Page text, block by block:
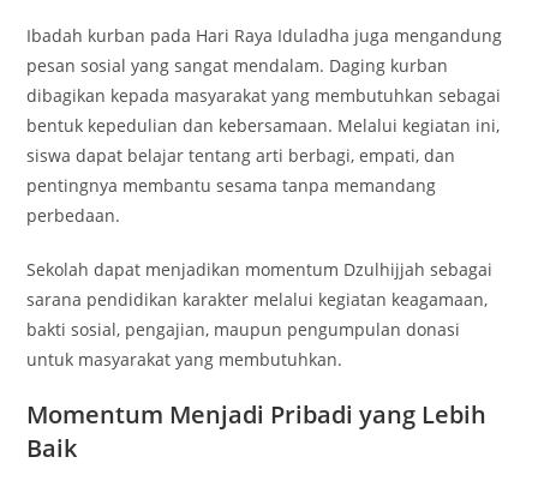
Ibadah kurban pada Hari Raya Iduladha juga mengandung
pesan sosial yang sangat mendalam. Daging kurban
dibagikan kepada masyarakat yang membutuhkan sebagai
bentuk kepedulian dan kebersamaan. Melalui kegiatan ini,
siswa dapat belajar tentang arti berbagi, empati, dan
pentingnya membantu sesama tanpa memandang
perbedaan.
Sekolah dapat menjadikan momentum Dzulhijjah sebagai
sarana pendidikan karakter melalui kegiatan keagamaan,
bakti sosial, pengajian, maupun pengumpulan donasi
untuk masyarakat yang membutuhkan.
Momentum Menjadi Pribadi yang Lebih
Baik